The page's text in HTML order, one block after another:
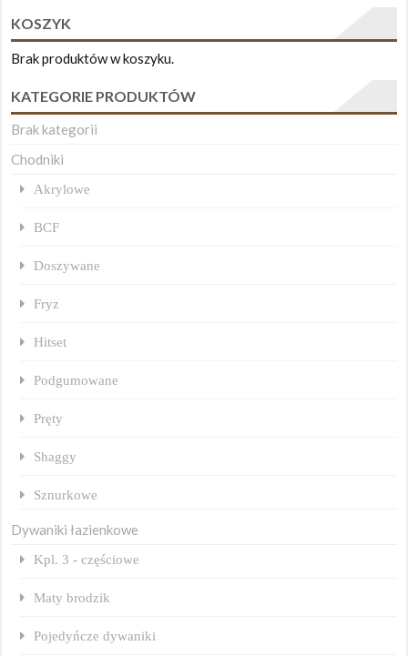
KOSZYK
Brak produktów w koszyku.
KATEGORIE PRODUKTÓW
Brak kategorii
Chodniki
Akrylowe
BCF
Doszywane
Fryz
Hitset
Podgumowane
Pręty
Shaggy
Sznurkowe
Dywaniki łazienkowe
Kpl. 3 - częściowe
Maty brodzik
Pojedyńcze dywaniki